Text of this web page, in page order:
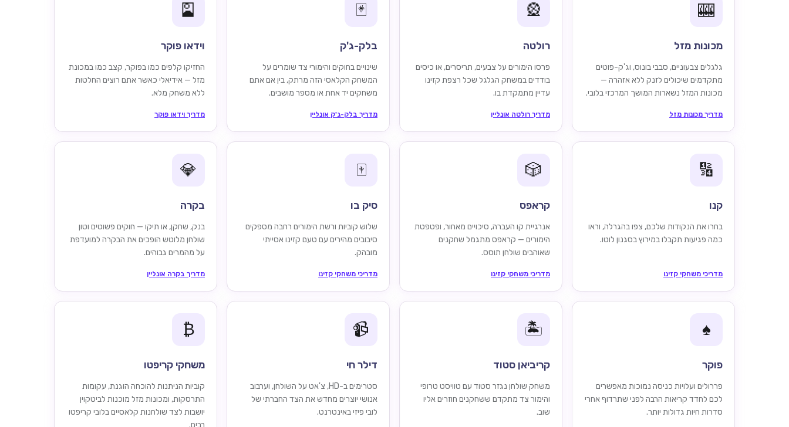
🎰
מכונות מזל
גלגלים צבעוניים, סבבי בונוס, וג'ק-פוטים
מתקדמים שיכולים לזנק ללא אזהרה —
מכונות המזל נשארות המושך המרכזי בלובי.
מדריך מכונות מזל
🎡
רולטה
פרסו הימורים על צבעים, תריסרים, או כיסים
בודדים במשחק הגלגל שכל רצפת קזינו
עדיין מתמקדת בו.
מדריך רולטה אונליין
🃏
בלק-ג'ק
שינויים בחוקים והימורי צד שומרים על
המשחק הקלאסי הזה מרתק, בין אם אתם
משחקים יד אחת או מספר מושבים.
מדריך בלק-ג'ק אונליין
🎴
וידאו פוקר
החזיקו קלפים כמו בפוקר, קצב כמו במכונת
מזל — אידיאלי כאשר אתם רוצים החלטות
ללא משחק מלא.
מדריך וידאו פוקר
🔢
קנו
בחרו את הנקודות שלכם, צפו בהגרלה, וראו
כמה פגיעות תקבלו במירוץ בסגנון לוטו.
מדריכי משחקי קזינו
🎲
קראפס
אנרגיית קו העברה, סיכויים מאחור, ופטפטת
הימורים — קראפס מתגמל שחקנים
שאוהבים שולחן תוסס.
מדריכי משחקי קזינו
🀄
סיק בו
שלוש קוביות ורשת הימורים רחבה מספקים
סיבובים מהירים עם טעם קזינו אסייתי
מובהק.
מדריכי משחקי קזינו
💎
בקרה
בנק, שחקן, או תיקו — חוקים פשוטים וטון
שולחן מלוטש הופכים את הבקרה למועדפת
על מהמרים גבוהים.
מדריך בקרה אונליין
♠️
פוקר
פררולים ועלויות כניסה נמוכות מאפשרים
לכם לחדד קריאות הרבה לפני שתרדוף אחרי
סדרות חיות גדולות יותר.
🏝️
קריביאן סטוד
משחק שולחן נגזר סטוד עם טוויסט טרופי
והימור צד מתקדם ששחקנים חוזרים אליו
שוב.
📹
דילר חי
סטרימים ב-HD, צ'אט על השולחן, וערבוב
אנושי יוצרים מחדש את הצד החברתי של
לובי פיזי באינטרנט.
₿
משחקי קריפטו
קוביות הניתנות להוכחה הוגנת, עקומות
התרסקות, ומכונות מזל מוכנות לביטקוין
יושבות לצד שולחנות קלאסיים בלובי קריפטו